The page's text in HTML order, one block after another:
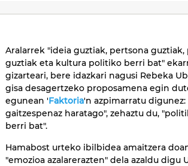
Aralarrek "ideia guztiak, pertsona
guztiak eta kultura politiko berri bat"
gizarteari, bere idazkari nagusi Rebeka
gisa desagertzeko proposamena egin
egunean 'Faktoria'n azpimarratu
gaitzespenaz haratago", zehaztu du,
berri bat".
Hamabost urteko ibilbidea amaitzera
"emozioa azalarerazten" dela azaldu digu